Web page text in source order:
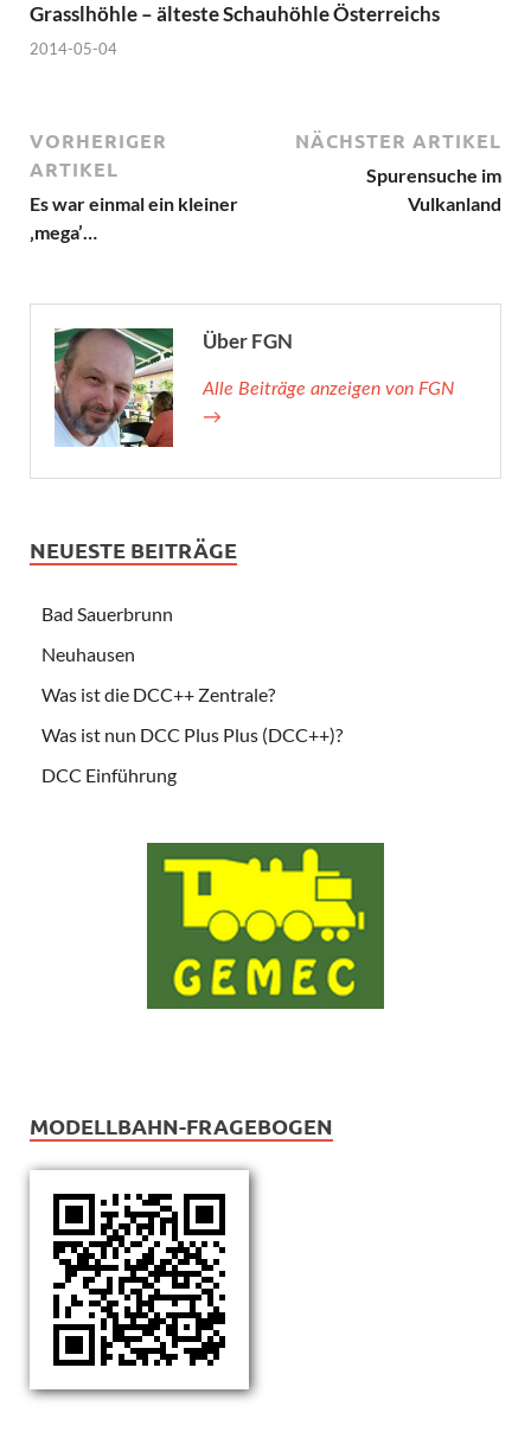
Grasslhöhle – älteste Schauhöhle Österreichs
2014-05-04
VORHERIGER
ARTIKEL
Es war einmal ein kleiner
‚mega’…
NÄCHSTER ARTIKEL
Spurensuche im
Vulkanland
Über FGN
Alle Beiträge anzeigen von FGN
→
NEUESTE BEITRÄGE
Bad Sauerbrunn
Neuhausen
Was ist die DCC++ Zentrale?
Was ist nun DCC Plus Plus (DCC++)?
DCC Einführung
MODELLBAHN-FRAGEBOGEN